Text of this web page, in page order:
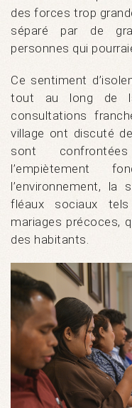
des forces trop
séparé par de
personnes qui
Ce sentiment
tout au long de
consultations
village ont discuté
sont
l’empiètement
l’environnement, la
fléaux sociaux
mariages précoces,
des habitants.